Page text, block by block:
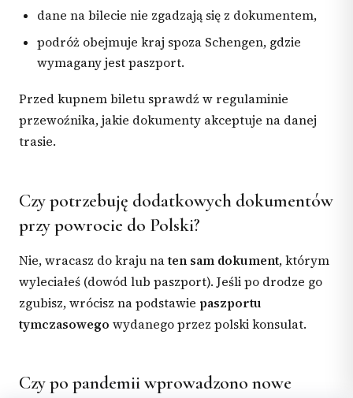
dane na bilecie nie zgadzają się z dokumentem,
podróż obejmuje kraj spoza Schengen, gdzie
wymagany jest paszport.
Przed kupnem biletu sprawdź w regulaminie
przewoźnika, jakie dokumenty akceptuje na danej
trasie.
Czy potrzebuję dodatkowych dokumentów
przy powrocie do Polski?
Nie, wracasz do kraju naten sam dokument, którym
wyleciałeś (dowód lub paszport). Jeśli po drodze go
zgubisz, wrócisz na podstawie paszportu
tymczasowego wydanego przez polski konsulat.
Czy po pandemii wprowadzono nowe